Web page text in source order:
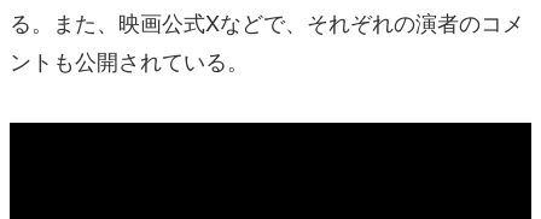
る。また、映画公式Xなどで、それぞれの演者のコメ
ントも公開されている。